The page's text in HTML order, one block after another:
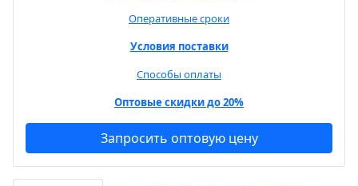
Оперативные сроки
Условия поставки
Способы оплаты
Оптовые скидки до 20%
Запросить оптовую цену